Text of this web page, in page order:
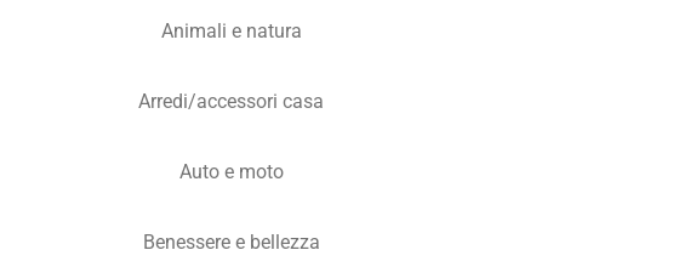
Animali e natura
Arredi/accessori casa
Auto e moto
Benessere e bellezza